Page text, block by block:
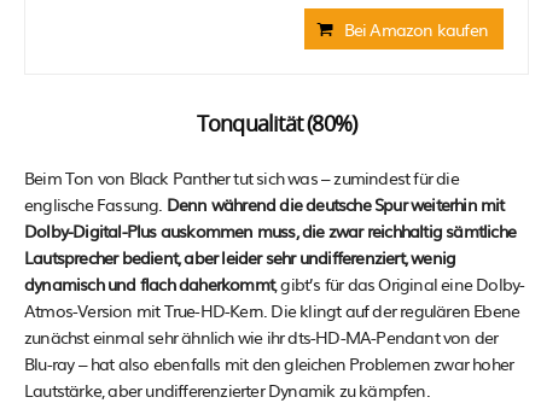
Bei Amazon kaufen
Tonqualität (80%)
Beim Ton von Black Panther tut sich was – zumindest für die
englische Fassung. Denn während die deutsche Spur weiterhin mit
Dolby-Digital-Plus auskommen muss, die zwar reichhaltig sämtliche
Lautsprecher bedient, aber leider sehr undifferenziert, wenig
dynamisch und flach daherkommt, gibt’s für das Original eine Dolby-
Atmos-Version mit True-HD-Kern. Die klingt auf der regulären Ebene
zunächst einmal sehr ähnlich wie ihr dts-HD-MA-Pendant von der
Blu-ray – hat also ebenfalls mit den gleichen Problemen zwar hoher
Lautstärke, aber undifferenzierter Dynamik zu kämpfen.